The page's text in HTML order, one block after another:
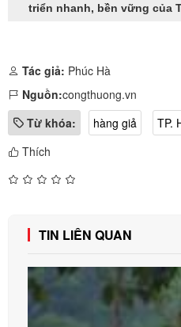
triển nhanh, bền vững của
Tác giả: Phúc Hà
Nguồn:congthuong.vn
Từ khóa:
hàng giả TP.
Thích
TIN LIÊN QUAN